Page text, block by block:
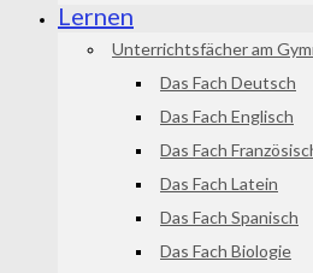
Lernen
Unterrichtsfächer am
Das Fach Deutsch
Das Fach Englisch
Das Fach
Das Fach Latein
Das Fach Spanisch
Das Fach Biologie